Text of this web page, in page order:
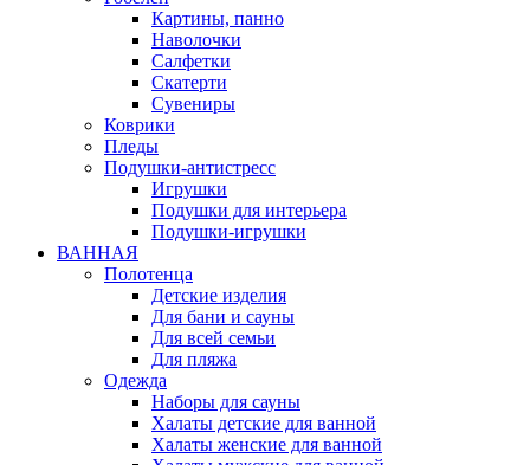
Картины, панно
Наволочки
Салфетки
Скатерти
Сувениры
Коврики
Пледы
Подушки-антистресс
Игрушки
Подушки для интерьера
Подушки-игрушки
ВАННАЯ
Полотенца
Детские изделия
Для бани и сауны
Для всей семьи
Для пляжа
Одежда
Наборы для сауны
Халаты детские для ванной
Халаты женские для ванной